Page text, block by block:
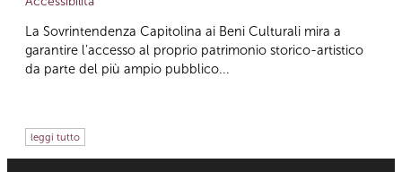
La Sovrintendenza Capitolina ai Beni Culturali mira a
garantire l’accesso al proprio patrimonio storico-artistico
da parte del più ampio pubblico...
leggi tutto